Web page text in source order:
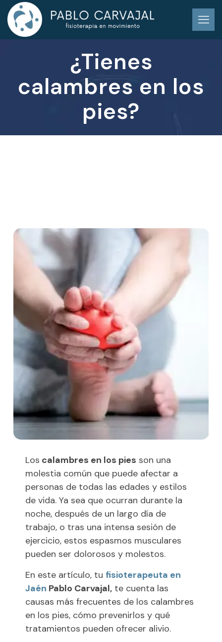
¿Tienes
calambres en los
pies?
Los calambres en los pies son una
molestia común que puede afectar a
personas de todas las edades y estilos
de vida. Ya sea que ocurran durante la
noche, después de un largo día de
trabajo, o tras una intensa sesión de
ejercicio, estos espasmos musculares
pueden ser dolorosos y molestos.
En este artículo, tu fisioterapeuta en
Jaén Pablo Carvajal,te cuenta las
causas más frecuentes de los calambres
en los pies, cómo prevenirlos y qué
tratamientos pueden ofrecer alivio.